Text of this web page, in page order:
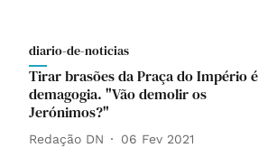
diario-de-noticias
Tirar brasões da Praça do Império é
demagogia. "Vão demolir os
Jerónimos?"
Redação DN 06 Fev 2021